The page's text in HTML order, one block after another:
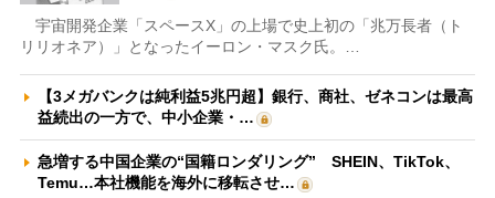
宇宙開発企業「スペースX」の上場で史上初の「兆万長者（ト
リリオネア）」となったイーロン・マスク氏。…
【3メガバンクは純利益5兆円超】銀行、商社、ゼネコンは最高
益続出の一方で、中小企業・…
急増する中国企業の“国籍ロンダリング” SHEIN、TikTok、
Temu…本社機能を海外に移転させ…